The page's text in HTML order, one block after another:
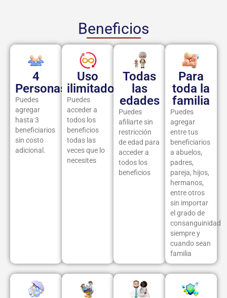
Beneficios
4
Personas
Puedes
agregar
hasta 3
beneficiarios
sin costo
adicional.
Uso
ilimitado
Puedes
acceder a
todos los
beneficios
todas las
veces que lo
necesites
Todas
las
edades
Puedes
afiliarte sin
restricción
de edad para
acceder a
todos los
beneficios
Para
toda la
familia
Puedes
agregar
entre tus
beneficiarios
a abuelos,
padres,
pareja, hijos,
hermanos,
entre otros
sin importar
el grado de
consanguinidad
siempre y
cuando sean
familia